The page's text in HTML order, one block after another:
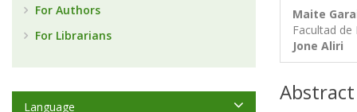
Maite
Facultad de
Jone Aliri
Abstract
For Authors
For Librarians
Language